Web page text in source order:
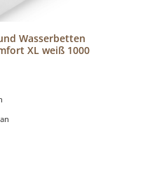
Wasserbetten
XL weiß 1000